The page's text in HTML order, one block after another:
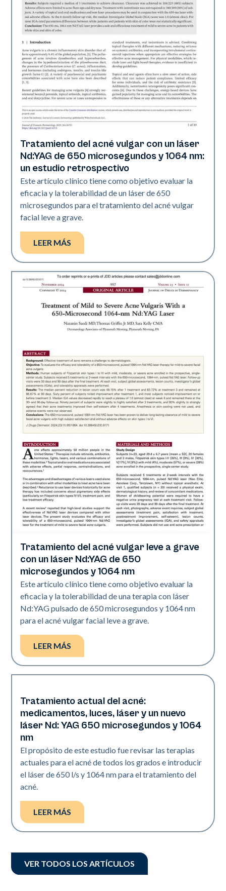
Acné
Tratamiento del acné vulgar con un láser
Nd:YAG de 650 microsegundos y 1064 nm:
un estudio retrospectivo
Este artículo clínico tiene como objetivo evaluar la
eficacia y la tolerabilidad de un láser de 650
microsegundos para el tratamiento del acné vulgar
facial leve a grave.
LEER MÁS
Acné
Tratamiento del acné vulgar leve a grave
con un láser Nd:YAG de 650
microsegundos y 1064 nm
Este artículo clínico tiene como objetivo evaluar la
eficacia y la tolerabilidad de una terapia con láser
Nd:YAG pulsado de 650 microsegundos y 1064 nm
para el acné vulgar facial leve a grave.
LEER MÁS
Acné
Tratamiento actual del acné:
medicamentos, luces, láser y un nuevo
láser Nd: YAG 650 microsegundos y 1064
nm
El propósito de este estudio fue revisar las terapias
actuales para el acné de todos los grados e introducir
el láser de 650 l/s y 1064 nm para el tratamiento del
acné.
LEER MÁS
VER TODOS LOS ARTÍCULOS